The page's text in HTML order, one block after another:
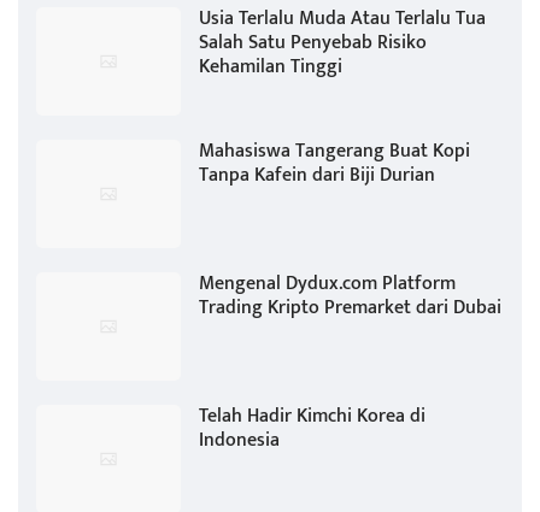
Usia Terlalu Muda Atau Terlalu Tua
Salah Satu Penyebab Risiko
Kehamilan Tinggi
Mahasiswa Tangerang Buat Kopi
Tanpa Kafein dari Biji Durian
Mengenal Dydux.com Platform
Trading Kripto Premarket dari Dubai
Telah Hadir Kimchi Korea di
Indonesia